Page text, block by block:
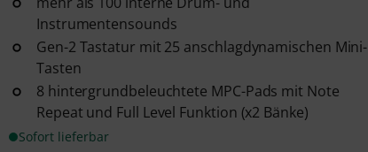
Instrumentensounds
Gen-2 Tastatur mit 25 anschlagdynamischen Mini-
Tasten
8 hintergrundbeleuchtete MPC-Pads mit Note
Repeat und Full Level Funktion (x2 Bänke)
Sofort lieferbar